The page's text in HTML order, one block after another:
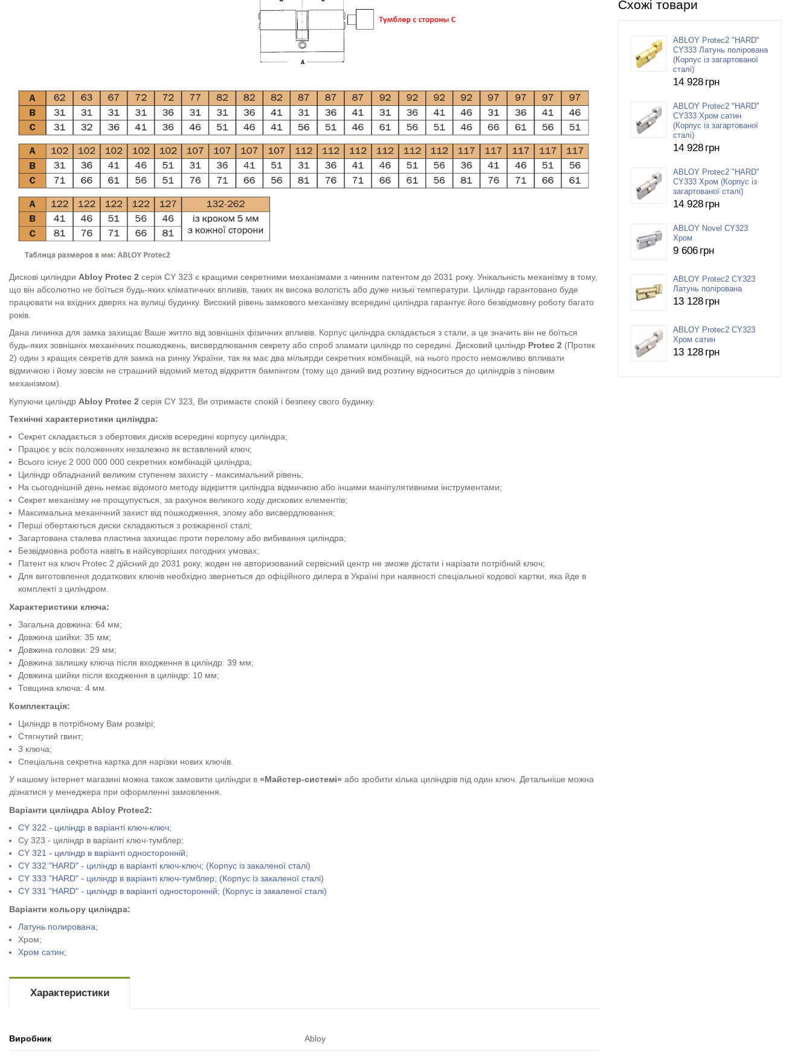
Дискові циліндри Abloy Protec 2 серія CY 323 є кращими секретними механізмами з чинним патентом до 2031 року. Унікальність механізму в тому,
що він абсолютно не боїться будь-яких кліматичних впливів, таких як висока вологість або дуже низькі температури. Циліндр гарантовано буде
працювати на вхідних дверях на вулиці будинку. Високий рівень замкового механізму всередині циліндра гарантує його безвідмовну роботу багато
років.
Дана личинка для замка захищає Ваше житло від зовнішніх фізичних впливів. Корпус циліндра складається з стали, а це значить він не боїться
будь-яких зовнішніх механічних пошкоджень, висвердлювання секрету або спроб зламати циліндр по середині. Дисковий циліндр Protec 2 (Протек
2) один з кращих секретів для замка на ринку України, так як має два мільярди секретних комбінацій, на нього просто неможливо впливати
відмичкою і йому зовсім не страшний відомий метод відкриття бампінгом (тому що даний вид розтину відноситься до циліндрів з піновим
механізмом).
Купуючи циліндр Abloy Protec 2 серія CY 323, Ви отримаєте спокій і безпеку свого будинку.
Технічні характеристики циліндра:
Секрет складається з обертових дисків всередині корпусу циліндра;
Працює у всіх положеннях незалежно як вставлений ключ;
Всього існує 2 000 000 000 секретних комбінацій циліндра;
Циліндр обладнаний великим ступенем захисту - максимальний рівень;
На сьогоднішній день немає відомого методу відкриття циліндра відмичкою або іншими маніпулятивними інструментами;
Секрет механізму не прощупується, за рахунок великого ходу дискових елементів;
Максимальна механічний захист від пошкодження, злому або висвердлювання;
Перші обертаються диски складаються з розжареної сталі;
Загартована сталева пластина захищає проти перелому або вибивання циліндра;
Безвідмовна робота навіть в найсуворіших погодних умовах;
Патент на ключ Protec 2 дійсний до 2031 року, жоден не авторизований сервісний центр не зможе дістати і нарізати потрібний ключ;
Для виготовлення додаткових ключів необхідно звернеться до офіційного дилера в Україні при наявності спеціальної кодової картки, яка йде в
комплекті з циліндром.
Характеристики ключа:
Загальна довжина: 64 мм;
Довжина шийки: 35 мм;
Довжина головки: 29 мм;
Довжина залишку ключа після входження в циліндр: 39 мм;
Довжина шийки після входження в циліндр: 10 мм;
Товщина ключа: 4 мм.
Комплектація:
Циліндр в потрібному Вам розмірі;
Стягнутий гвинт;
3 ключа;
Спеціальна секретна картка для нарізки нових ключів.
У нашому інтернет магазині можна також замовити циліндри в «Майстер-системі» або зробити кілька циліндрів під один ключ. Детальніше можна
дізнатися у менеджера при оформленні замовлення.
Варіанти циліндра Abloy Protec2:
CY 322 - циліндр в варіанті ключ-ключ;
Сy 323 - циліндр в варіанті ключ-тумблер;
CY 321 - циліндр в варіанті односторонній;
CY 332 "HARD" - циліндр в варіанті ключ-ключ; (Корпус із закаленої сталі)
СY 333 "HARD" - циліндр в варіанті ключ-тумблер; (Корпус із закаленої сталі)
CY 331 "HARD" - циліндр в варіанті односторонній; (Корпус із закаленої сталі)
Варіанти кольору циліндра:
Латунь полирована;
Хром;
Хром сатин;
Характеристики
Виробник Abloy
Схожі товари
ABLOY Protec2 "HARD"
CY333 Латунь полірована
(Корпус із загартованої
сталі)
14 928 грн
ABLOY Protec2 "HARD"
CY333 Хром сатин
(Корпус із загартованої
сталі)
14 928 грн
ABLOY Protec2 "HARD"
CY333 Хром (Корпус із
загартованої сталі)
14 928 грн
ABLOY Novel CY323
Хром
9 606 грн
ABLOY Protec2 CY323
Латунь полірована
13 128 грн
ABLOY Protec2 CY323
Хром сатин
13 128 грн